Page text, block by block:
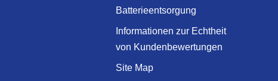
Batterieentsorgung
Informationen zur Echtheit
von Kundenbewertungen
Site Map